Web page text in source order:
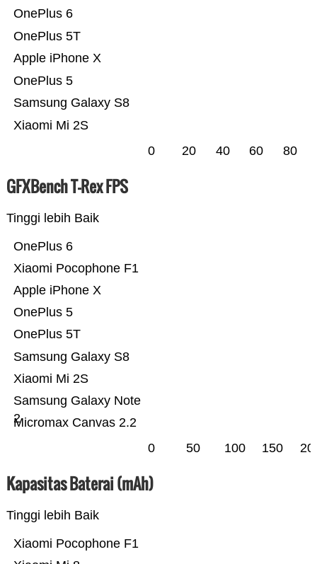
Xiaomi Mi 2S
Samsung Galaxy S8
OnePlus 5
Apple iPhone X
OnePlus 5T
OnePlus 6
0 20 40 60 80
GFXBench T-Rex FPS
Tinggi lebih Baik
Micromax Canvas 2.2
Samsung Galaxy Note
2
Xiaomi Mi 2S
Samsung Galaxy S8
OnePlus 5T
OnePlus 5
Apple iPhone X
Xiaomi Pocophone F1
OnePlus 6
0 50 100 150
Kapasitas Baterai (mAh)
Tinggi lebih Baik
Xiaomi Pocophone F1